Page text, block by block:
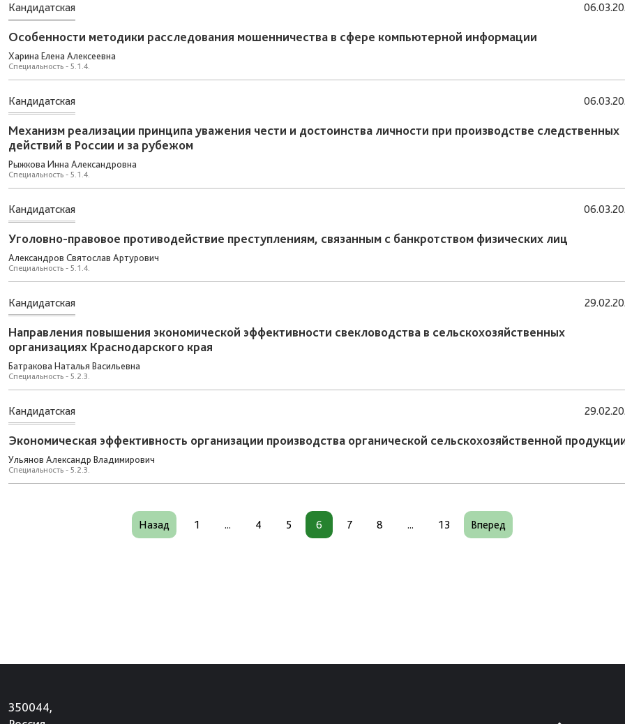
Кандидатская
Особенности методики расследования мошенничества в сфере компьютерной информации
Харина Елена Алексеевна
Специальность - 5.1.4.
Кандидатская
Механизм реализации принципа уважения чести и достоинства личности при производстве следственных
действий в России и за рубежом
Рыжкова Инна Александровна
Специальность - 5.1.4.
Кандидатская
Уголовно-правовое противодействие преступлениям, связанным с банкротством физических лиц
Александров Святослав Артурович
Специальность - 5.1.4.
Кандидатская
Направления повышения экономической эффективности свекловодства в сельскохозяйственных
организациях Краснодарского края
Батракова Наталья Васильевна
Специальность - 5.2.3.
Кандидатская
Экономическая эффективность организации производства органической сельскохозяйственной
Ульянов Александр Владимирович
Специальность - 5.2.3.
Назад 1 ... 4 5 6 7 8 ... 13 Вперед
350044,